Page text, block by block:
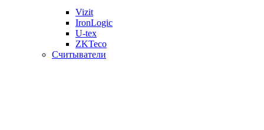
Vizit
IronLogic
U-tex
ZKTeco
Считыватели